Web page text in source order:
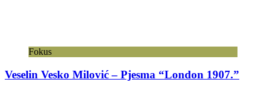
Fokus
Veselin Vesko Milović – Pjesma “London 1907.”